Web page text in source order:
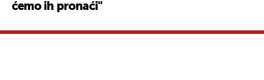
ćemo ih pronaći"